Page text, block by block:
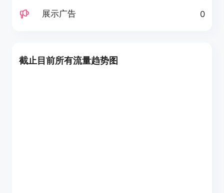
展示广告 0
截止目前所有流量趋势图